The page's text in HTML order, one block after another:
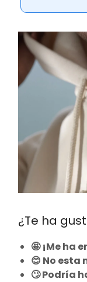
¿Te ha
🤩 ¡Me ha
😊 No esta
🙄 Podría